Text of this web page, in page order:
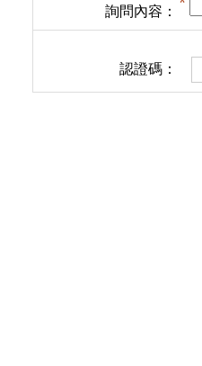
詢問內容：
認證碼：